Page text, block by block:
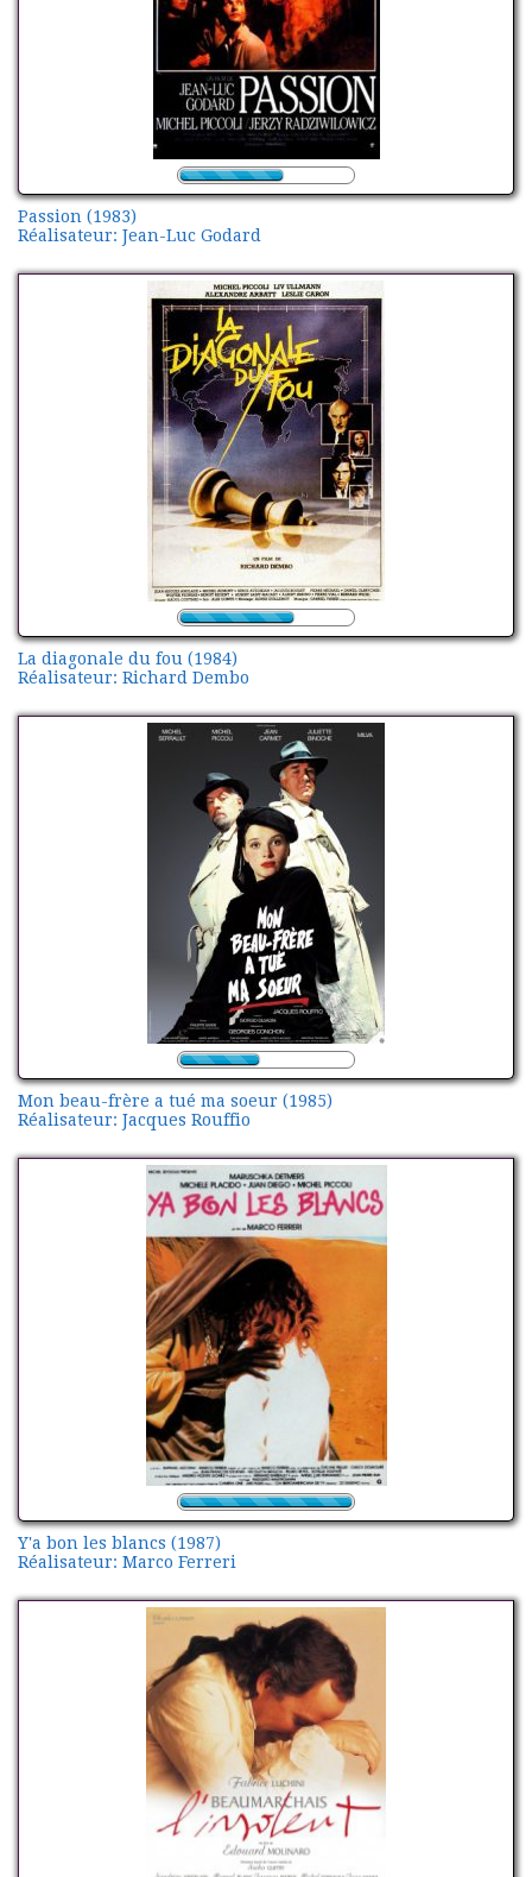
Passion (1983)
Réalisateur: Jean-Luc Godard
La diagonale du fou (1984)
Réalisateur: Richard Dembo
Mon beau-frère a tué ma soeur (1985)
Réalisateur: Jacques Rouffio
Y'a bon les blancs (1987)
Réalisateur: Marco Ferreri